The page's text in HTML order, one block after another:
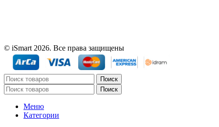
© iSmart 2026. Все права защищены
Поиск
Поиск
Меню
Категории